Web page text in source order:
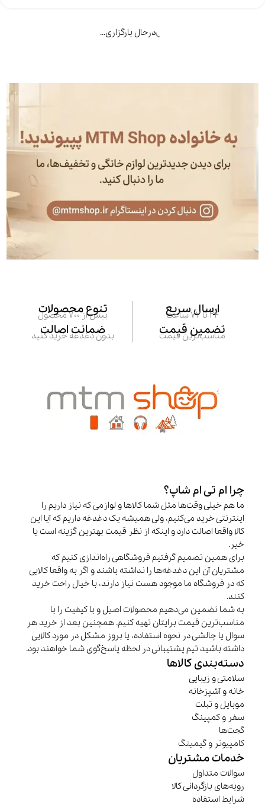
درحال بارگزاری...
ارسال سریع
24 تا 72 ساعت تنوع محصولات
بیش از 700 محصول
تضمین قیمت
مناسب‌ترین قیمت ضمانت اصالت
بدون دغدغه خرید کنید
چرا ام تی ام شاپ؟
ما هم خیلی وقت‌ها مثل شما کالاها و لوازمی که نیاز داریم را
اینترنتی خرید می‌کنیم، ولی همیشه یک دغدغه داریم که آیا این
کالا واقعا اصالت دارد و اینکه از نظر قیمت بهترین گزینه است یا
خیر.
برای همین تصمیم گرفتیم فروشگاهی راه‌اندازی کنیم که
مشتریان آن این دغدغه‌ها را نداشته باشند و اگر به واقعا کالایی
که در فروشگاه ما موجود هست نیاز دارند، با خیال راحت خرید
کنند.
به شما تضمین می‌دهیم محصولات اصیل و با کیفیت را با
مناسب‌ترین قیمت برایتان تهیه کنیم. همچنین بعد از خرید هر
سوال یا چالشی در نحوه استفاده، یا بروز مشکل در مورد کالایی
داشته باشید تیم پشتیبانی در لحظه پاسخ‌گوی شما خواهند بود.
دسته‌بندی کالاها
سلامتی و زیبایی
خانه و آشپزخانه
موبایل و تبلت
سفر و کمپینگ
گجت‌ها
کامپیوتر و گیمینگ
خدمات مشتریان
سوالات متداول
رویه‌های بازگردانی کالا
شرایط استفاده